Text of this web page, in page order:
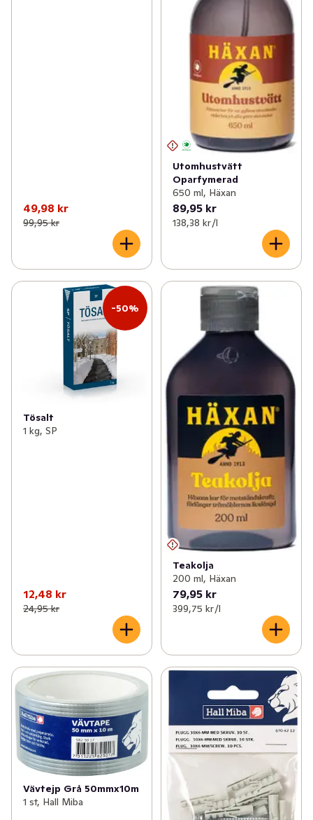
49,98 kr
99,95 kr
Utomhustvätt
Oparfymerad
650 ml, Häxan
89,95 kr
138,38 kr /l
-50%
Tösalt
1 kg, SP
12,48 kr
24,95 kr
Teakolja
200 ml, Häxan
79,95 kr
399,75 kr /l
Vävtejp Grå 50mmx10m
1 st, Hall Miba